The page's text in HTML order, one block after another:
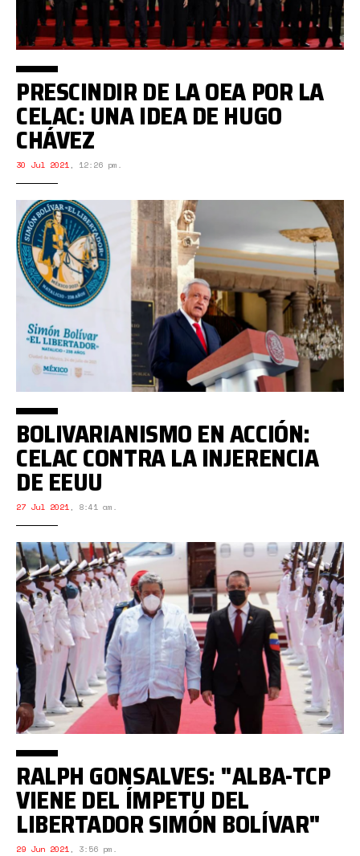
PRESCINDIR DE LA OEA POR LA
CELAC: UNA IDEA DE HUGO
CHÁVEZ
30 Jul 2021, 12:26 pm.
BOLIVARIANISMO EN ACCIÓN:
CELAC CONTRA LA INJERENCIA
DE EEUU
27 Jul 2021, 8:41 am.
RALPH GONSALVES: "ALBA-TCP
VIENE DEL ÍMPETU DEL
LIBERTADOR SIMÓN BOLÍVAR"
29 Jun 2021, 3:56 pm.